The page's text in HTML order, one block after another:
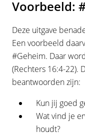
Voorbeeld:
Deze uitgave
Een voorbeeld
#Geheim. Daar
(Rechters 16:4-22).
beantwoorden zijn:
Kun jij goed
Wat vind je
houdt?